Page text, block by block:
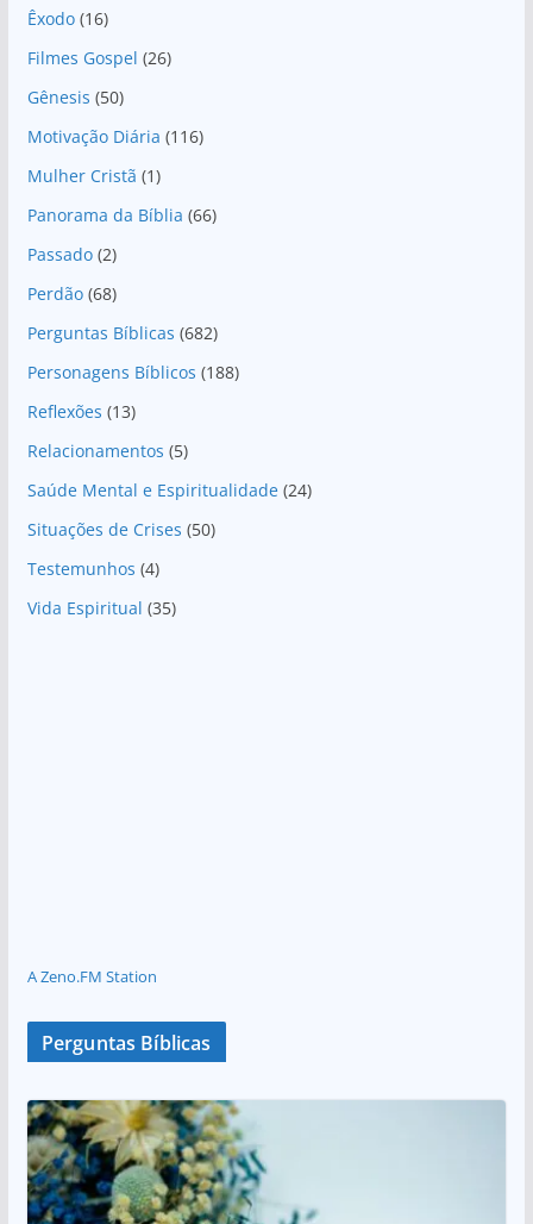
Êxodo(16)
Filmes Gospel (26)
Gênesis (50)
Motivação Diária (116)
Mulher Cristã (1)
Panorama da Bíblia (66)
Passado(2)
Perdão(68)
Perguntas Bíblicas (682)
Personagens Bíblicos (188)
Reflexões (13)
Relacionamentos (5)
Saúde Mental e Espiritualidade(24)
Situações de Crises (50)
Testemunhos (4)
Vida Espiritual (35)
A Zeno.FM Station
Perguntas Bíblicas